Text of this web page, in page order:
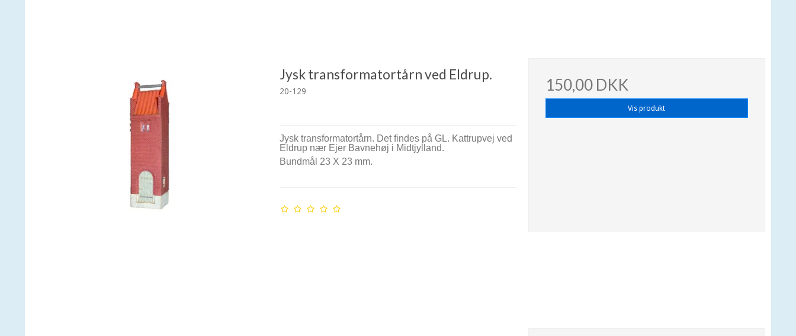
Jysk transformatortårn ved Eldrup.
20-129
Jysk transformatortårn. Det findes på GL. Kattrupvej ved
Eldrup nær Ejer Bavnehøj i Midtjylland.
Bundmål 23 X 23 mm.
150,00 DKK
Vis produkt